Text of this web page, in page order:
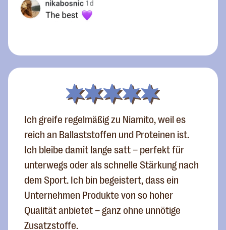
Ich greife regelmäßig zu Niamito, weil es
reich an Ballaststoffen und Proteinen ist.
Ich bleibe damit lange satt – perfekt für
unterwegs oder als schnelle Stärkung nach
dem Sport. Ich bin begeistert, dass ein
Unternehmen Produkte von so hoher
Qualität anbietet – ganz ohne unnötige
Zusatzstoffe.